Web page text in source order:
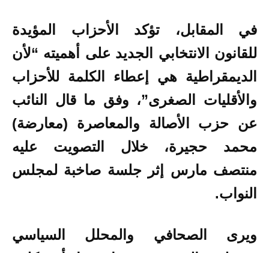
في المقابل، تؤكد الأحزاب المؤيدة
للقانون الانتخابي الجديد على أهميته “لأن
الديمقراطية هي إعطاء الكلمة للأحزاب
والأقليات الصغرى”، وفق ما قال النائب
عن حزب الأصالة والمعاصرة (معارضة)
محمد حجيرة، خلال التصويت عليه
منتصف مارس إثر جلسة صاخبة لمجلس
النواب.
ويرى الصحافي والمحلل السياسي